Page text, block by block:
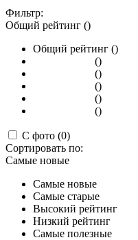
Фильтр:
Общий рейтинг ()
Общий рейтинг ()
()
()
()
()
()
С фото (0)
Сортировать по:
Самые новые
Самые новые
Самые старые
Высокий рейтинг
Низкий рейтинг
Самые полезные